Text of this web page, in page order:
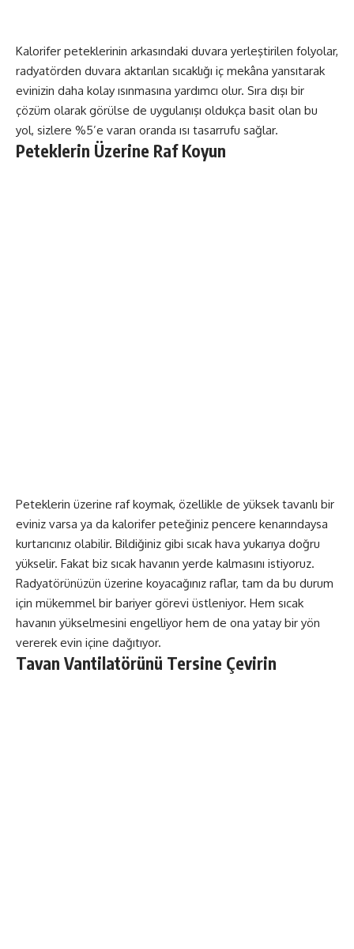
Kalorifer peteklerinin arkasındaki duvara yerleştirilen folyolar,
radyatörden duvara aktarılan sıcaklığı iç mekâna yansıtarak
evinizin daha kolay ısınmasına yardımcı olur. Sıra dışı bir
çözüm olarak görülse de uygulanışı oldukça basit olan bu
yol, sizlere %5’e varan oranda ısı tasarrufu sağlar.
Peteklerin Üzerine Raf Koyun
Peteklerin üzerine raf koymak, özellikle de yüksek tavanlı bir
eviniz varsa ya da kalorifer peteğiniz pencere kenarındaysa
kurtarıcınız olabilir. Bildiğiniz gibi sıcak hava yukarıya doğru
yükselir. Fakat biz sıcak havanın yerde kalmasını istiyoruz.
Radyatörünüzün üzerine koyacağınız raflar, tam da bu durum
için mükemmel bir bariyer görevi üstleniyor. Hem sıcak
havanın yükselmesini engelliyor hem de ona yatay bir yön
vererek evin içine dağıtıyor.
Tavan Vantilatörünü Tersine Çevirin